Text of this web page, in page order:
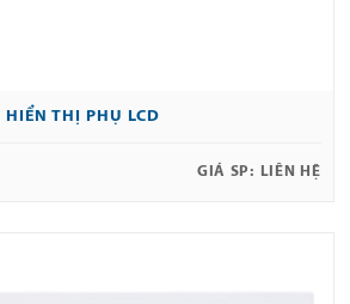
HIỂN THỊ PHỤ LCD
GIÁ SP: LIÊN HỆ